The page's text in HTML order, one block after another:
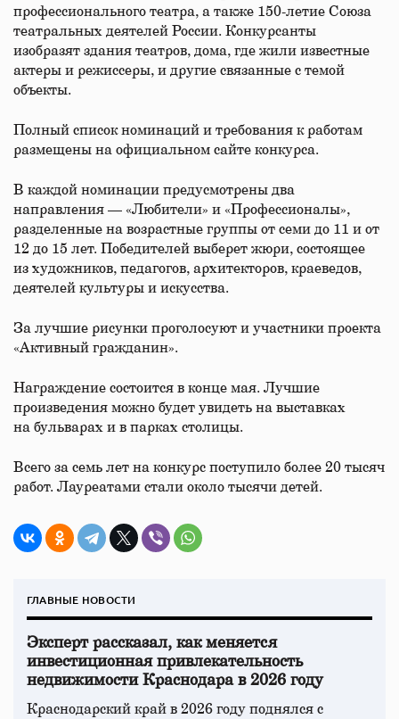
профессионального театра, а также 150-летие Союза
театральных деятелей России. Конкурсанты
изобразят здания театров, дома, где жили известные
актеры и режиссеры, и другие связанные с темой
объекты.
Полный список номинаций и требования к работам
размещены на официальном сайте конкурса.
В каждой номинации предусмотрены два
направления — «Любители» и «Профессионалы»,
разделенные на возрастные группы от семи до 11 и от
12 до 15 лет. Победителей выберет жюри, состоящее
из художников, педагогов, архитекторов, краеведов,
деятелей культуры и искусства.
За лучшие рисунки проголосуют и участники проекта
«Активный гражданин».
Награждение состоится в конце мая. Лучшие
произведения можно будет увидеть на выставках
на бульварах и в парках столицы.
Всего за семь лет на конкурс поступило более 20 тысяч
работ. Лауреатами стали около тысячи детей.
ГЛАВНЫЕ НОВОСТИ
Эксперт рассказал, как меняется
инвестиционная привлекательность
недвижимости Краснодара в 2026 году
Краснодарский край в 2026 году поднялся с